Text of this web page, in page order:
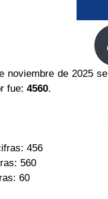
noviembre de 2025
fue: 4560.
456
560
60